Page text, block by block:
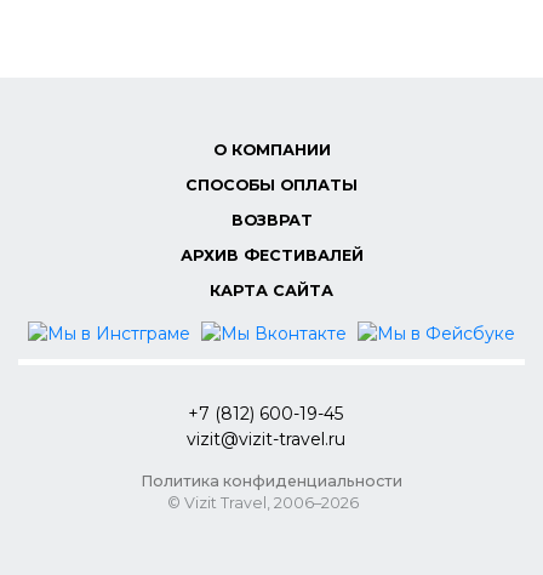
О КОМПАНИИ
СПОСОБЫ ОПЛАТЫ
ВОЗВРАТ
АРХИВ ФЕСТИВАЛЕЙ
КАРТА САЙТА
© Vizit Travel, 2006–2026
Политика конфиденциальности
+7 (812) 600-19-45
vizit@vizit-travel.ru